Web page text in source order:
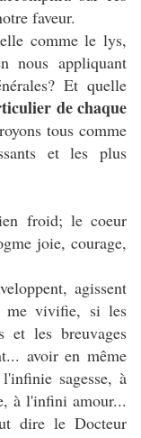
faveur.
comme le lys,
nous appliquant
Et quelle
de chaque
tous comme
et les plus
froid; le coeur
joie, courage,
agissent
me vivifie, si les
et les breuvages
avoir en même
sagesse, à
à l'infini amour...
dire le Docteur